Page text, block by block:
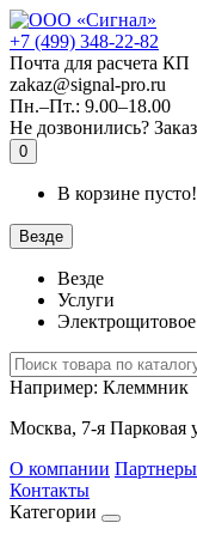
+7 (499) 348-22-82
Почта для расчета КП
zakaz@signal-pro.ru
Пн.–Пт.: 9.00–18.00
Не дозвонились?
0
В корзине пусто!
Везде
Везде
Услуги
Например: Клеммник
Москва, 7-я Парковая
О компании Партнеры
Контакты
Категории